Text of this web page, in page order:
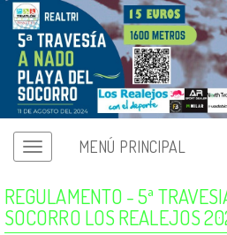
MENÚ PRINCIPAL
REGULAMENTO - 5ª
SOCORRO LOS REALEJOS